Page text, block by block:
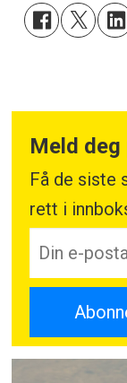
Meld
Få de siste
rett i